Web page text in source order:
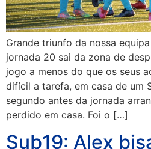
Grande triunfo da nossa
jornada 20 sai da zona de
jogo a menos do que os seus
difícil a tarefa, em casa de um
segundo antes da jornada
perdido em casa. Foi o […]
Sub19: Alex